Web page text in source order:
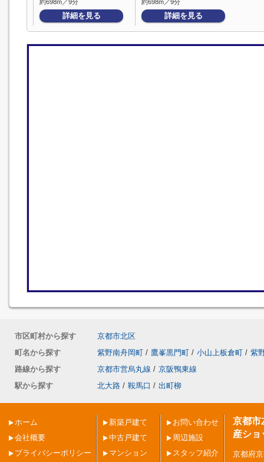
約698m／9分
詳細を見る
約698m／9分
詳細を見る
市区町村から探す
京都市北区
町名から探す
紫野南舟岡町 / 鷹峯黒門町 / 小山上板倉町 / 紫
路線から探す
京都市営烏丸線 / 京阪鴨東線
駅から探す
北大路 / 鞍馬口 / 出町柳
ホーム
会社概要
プライバシーポリシー
新築戸建て
中古戸建て
マンション
お問い合わせ
周辺施設
スタッフ紹介
京都市
産ショ
京都府